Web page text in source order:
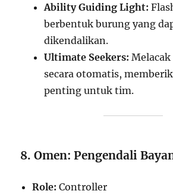
Ability Guiding Light:
berbentuk burung yang
dikendalikan.
Ultimate Seekers:
secara otomatis,
penting untuk tim.
8. Omen: Pengendali
Role: Controller